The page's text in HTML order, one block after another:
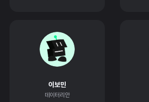
이보민
데이터리안